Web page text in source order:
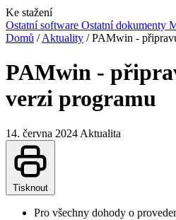
Ke stažení
Ostatní software Ostatní dokumenty
Domů / Aktuality / PAMwin -
PAMwin -
verzi programu
14. června 2024 Aktualita
Tisknout
Pro všechny dohody o